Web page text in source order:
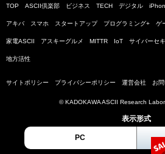
TOP ASCII倶楽部 ビジネス TECH デジタル
アキバ スマホ スタートアップ プログラミング+ ゲ
家電ASCII アスキーグルメ MITTR IoT サイバーセ
地方活性
サイトポリシー プライバシーポリシー 運営会社 お
© KADOKAWA ASCII Research
表示形式
PC